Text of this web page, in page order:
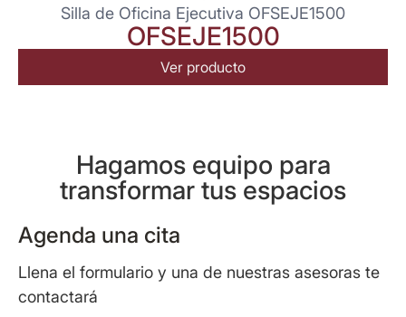
Silla de Oficina Ejecutiva OFSEJE1500
OFSEJE1500
Ver producto
Hagamos equipo para
transformar tus espacios
Agenda una cita
Llena el formulario y una de nuestras asesoras te
contactará